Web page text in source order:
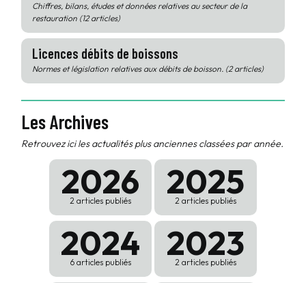
Chiffres, bilans, études et données relatives au secteur de la
restauration (12 articles)
Licences débits de boissons
Normes et législation relatives aux débits de boisson. (2 articles)
Les Archives
Retrouvez ici les actualités plus anciennes classées par année.
2026
2 articles publiés 2025
2 articles publiés
2024
6 articles publiés 2023
2 articles publiés